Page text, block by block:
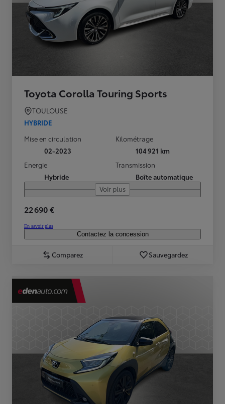
Toyota Corolla Touring Sports
TOULOUSE
HYBRIDE
Mise en circulation
02-2023
Kilométrage
104 921 km
Energie
Hybride
Transmission
Boîte automatique
Voir plus
22 690 €
En savoir plus
Contactez la concession
Comparez Sauvegardez